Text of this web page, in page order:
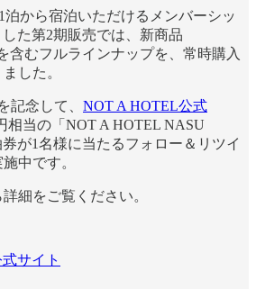
から宿泊いただけるメンバーシッ
た第2期販売では、新商品
含むフルラインナップを、常時購入
した。
記念して、 NOT A HOTEL公式
相当の「NOT A HOTEL NASU
が1名様に当たるフォロー＆リツイ
中です。
細をご覧ください。
サイト